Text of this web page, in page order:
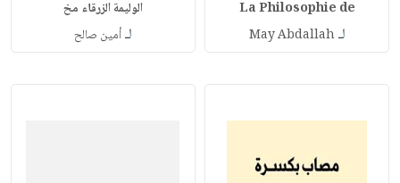
La Philosophie de
لـMay Abdallah
الوليمة الزرقاء مخ
لـأمين صالح